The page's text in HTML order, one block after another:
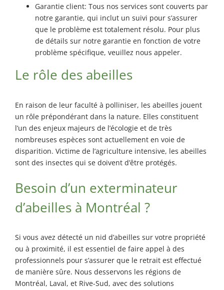
Garantie client: Tous nos services sont couverts par
notre garantie, qui inclut un suivi pour s’assurer
que le problème est totalement résolu. Pour plus
de détails sur notre garantie en fonction de votre
problème spécifique, veuillez nous appeler.
Le rôle des abeilles
En raison de leur faculté à polliniser, les abeilles jouent
un rôle prépondérant dans la nature. Elles constituent
l’un des enjeux majeurs de l’écologie et de très
nombreuses espèces sont actuellement en voie de
disparition. Victime de l’agriculture intensive, les abeilles
sont des insectes qui se doivent d’être protégés.
Besoin d’un exterminateur
d’abeilles à Montréal ?
Si vous avez détecté un nid d’abeilles sur votre propriété
ou à proximité, il est essentiel de faire appel à des
professionnels pour s’assurer que le retrait est effectué
de manière sûre. Nous desservons les régions de
Montréal, Laval, et Rive-Sud, avec des solutions